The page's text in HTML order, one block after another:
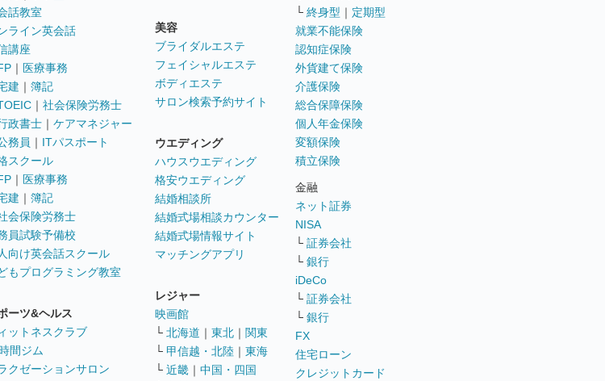
話教室
ライン英会話
講座
｜ 医療事務
建 ｜ 簿記
｜ 社会保険労務士
政書士 ｜ ケアマネジャー
務員 ｜ ITパスポート
スクール
｜ 医療事務
建 ｜ 簿記
会保険労務士
員試験予備校
向け英会話スクール
もプログラミング教室
ーツ&ヘルス
ットネスクラブ
間ジム
クゼーションサロン
美容
ブライダルエステ
フェイシャルエステ
ボディエステ
サロン検索予約サイト
ウエディング
ハウスウエディング
格安ウエディング
結婚相談所
結婚式場相談カウンター
結婚式場情報サイト
マッチングアプリ
レジャー
映画館
└ 北海道 ｜ 東北 ｜ 関東
└ 甲信越・北陸 ｜ 東海
└ 近畿 ｜ 中国・四国
└ 終身型 ｜ 定期型
就業不能保険
認知症保険
外貨建て保険
介護保険
総合保障保険
個人年金保険
変額保険
積立保険
金融
ネット証券
NISA
└ 証券会社
└ 銀行
iDeCo
└ 証券会社
└ 銀行
FX
住宅ローン
クレジットカード